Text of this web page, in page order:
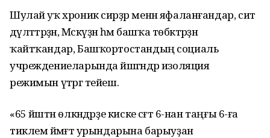
Шулай уҡ хроник сирҙәр менән яфаланғандар, сит
дәүләттәрҙән, Мәскәүҙән һәм башҡа төбәктәрҙән
ҡайтҡандар, Башҡортостандың социаль
учреждениеларында йәшәгәндәр изоляция
режимын үтәргә тейеш.
«65 йәштән өлкәндәрҙе киске сәғәт 6-нан таңғы 6-ға
тиклем йәмәғәт урындарына барыуҙан